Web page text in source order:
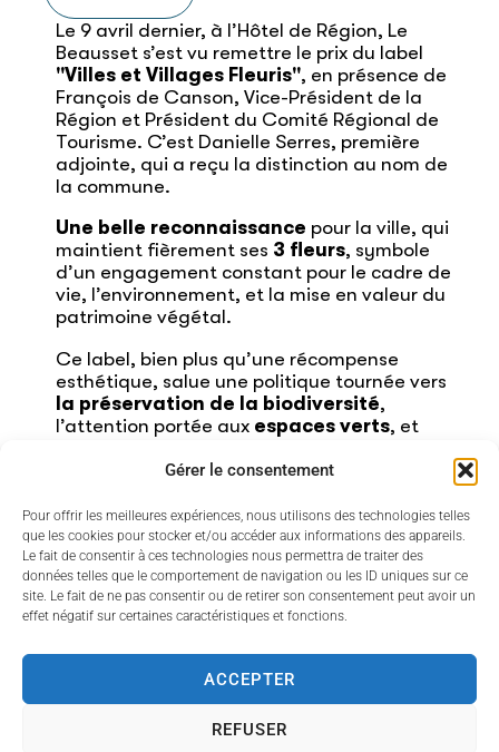
Gérer le consentement
Pour offrir les meilleures expériences, nous utilisons des technologies telles
que les cookies pour stocker et/ou accéder aux informations des appareils.
Le fait de consentir à ces technologies nous permettra de traiter des
données telles que le comportement de navigation ou les ID uniques sur ce
site. Le fait de ne pas consentir ou de retirer son consentement peut avoir un
effet négatif sur certaines caractéristiques et fonctions.
ACCEPTER
REFUSER
Le 9 avril dernier, à l’Hôtel de Région, Le
Beausset s’est vu remettre le prix du label
"Villes et Villages Fleuris", en présence de
François de Canson, Vice-Président de la
Région et Président du Comité Régional de
Tourisme. C’est Danielle Serres, première
adjointe, qui a reçu la distinction au nom de
la commune.
Une belle reconnaissance pour la ville, qui
maintient fièrement ses 3 fleurs, symbole
d’un engagement constant pour le cadre de
vie, l’environnement, et la mise en valeur du
patrimoine végétal.
Ce label, bien plus qu’une récompense
esthétique, salue une politique tournée vers
la préservation de la biodiversité,
l’attention portée aux espaces verts, et
quotidien des habitants tout en renforçant
Félicitations à tous les services et agents
mobilisés au quotidien pour faire du
Beausset une ville toujours plus agréable à
vivre… et à visiter !
Politique des cookies